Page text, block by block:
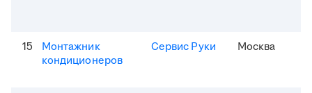
15
Монтажник
кондиционеров
Сервис Руки Москва